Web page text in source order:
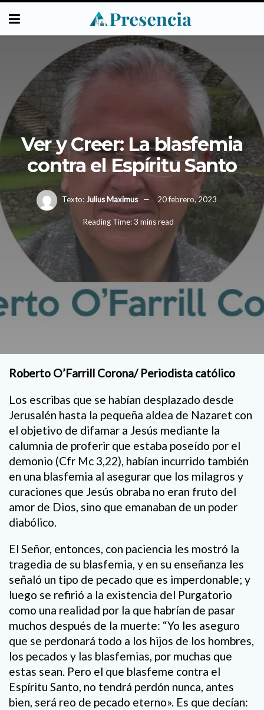
Ver y Creer: La blasfemia
contra el Espíritu Santo
Texto: Julius Maximus 20 febrero, 2023
Reading Time: 3 mins read
Roberto O’Farrill Corona/ Periodista católico
Los escribas que se habían desplazado desde
Jerusalén hasta la pequeña aldea de Nazaret con
el objetivo de difamar a Jesús mediante la
calumnia de proferir que estaba poseído por el
demonio (Cfr Mc 3,22), habían incurrido también
en una blasfemia al asegurar que los milagros y
curaciones que Jesús obraba no eran fruto del
amor de Dios, sino que emanaban de un poder
diabólico.
El Señor, entonces, con paciencia les mostró la
tragedia de su blasfemia, y en su enseñanza les
señaló un tipo de pecado que es imperdonable; y
luego se refirió a la existencia del Purgatorio
como una realidad por la que habrían de pasar
muchos después de la muerte: “Yo les aseguro
que se perdonará todo a los hijos de los hombres,
los pecados y las blasfemias, por muchas que
estas sean. Pero el que blasfeme contra el
Espíritu Santo, no tendrá perdón nunca, antes
bien, será reo de pecado eterno». Es que decían: